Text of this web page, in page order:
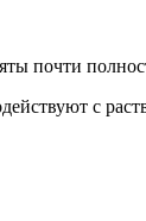
почти
с